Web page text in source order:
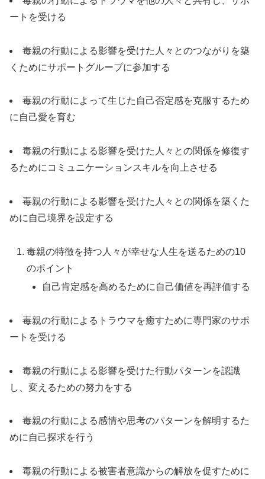
ートを受ける
毒親の行動による影響を受けた人々とのつながりを築
くためにサポートグループに参加する
毒親の行動によって生じた自己否定感を克服するため
に自己愛を育む
毒親の行動による影響を受けた人々との関係を修復す
るためにコミュニケーションスキルを向上させる
毒親の行動による影響を受けた人々との関係を築くた
めに自己境界を設定する
毒親の特徴を持つ人々が幸せな人生を送るための10
のポイント
自己肯定感を高めるために自己価値を再評価する
毒親の行動によるトラウマを癒すために専門家のサポ
ートを受ける
毒親の行動による影響を受けた行動パターンを認識
し、変えるための努力をする
毒親の行動による感情や思考のパターンを解明するた
めに自己探求を行う
毒親の行動による被害者意識からの解放を促すために